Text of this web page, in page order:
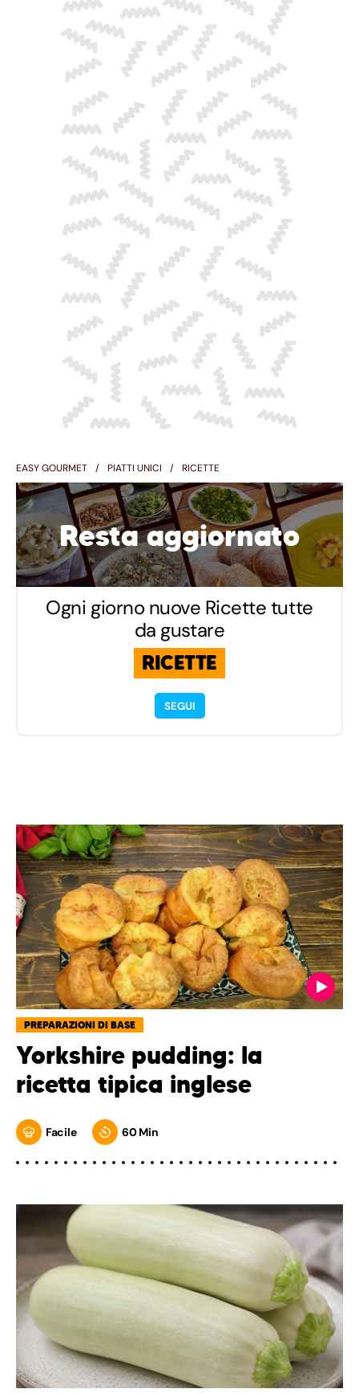
EASY GOURMET PIATTI UNICI RICETTE
Resta aggiornato
Ogni giorno nuove Ricette tutte
da gustare
RICETTE
SEGUI
PREPARAZIONI DI BASE
Yorkshire pudding: la
ricetta tipica inglese
Facile 60 Min